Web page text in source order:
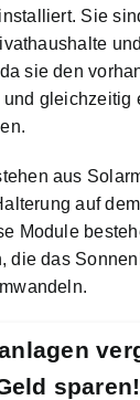
Sie
und
sie den
gleichzeitig
aus
auf
Module
die das
sparen!